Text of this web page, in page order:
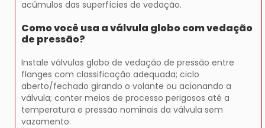
acúmulos das superfícies de vedação.
Como você usa a válvula globo com vedação
de pressão?
Instale válvulas globo de vedação de pressão entre
flanges com classificação adequada; ciclo
aberto/fechado girando o volante ou acionando a
válvula; conter meios de processo perigosos até a
temperatura e pressão nominais da válvula sem
vazamento.